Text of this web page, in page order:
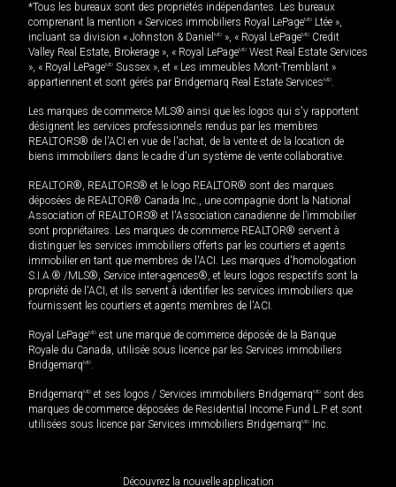
*Tous les bureaux sont des propriétés indépendantes. Les bureaux
comprenant la mention « Services immobiliers Royal LePageMD Ltée »,
incluant sa division « Johnston & Daniel MD », « Royal LePageMD Credit
Valley Real Estate, Brokerage », « Royal LePageMD West Real Estate Services
», « Royal LePageMD Sussex », et « Les immeubles Mont-Tremblant »
appartiennent et sont gérés par Bridgemarq Real Estate ServicesMD.
Les marques de commerce MLS® ainsi que les logos qui s'y rapportent
désignent les services professionnels rendus par les membres
REALTORS® de l'ACI en vue de l'achat, de la vente et de la location de
biens immobiliers dans le cadre d'un système de vente collaborative.
REALTOR®, REALTORS® et le logo REALTOR® sont des marques
déposées de REALTOR® Canada Inc., une compagnie dont la National
Association of REALTORS® et l'Association canadienne de l’immobilier
sont propriétaires. Les marques de commerce REALTOR® servent à
distinguer les services immobiliers offerts par les courtiers et agents
immobilier en tant que membres de l'ACI. Les marques d'homologation
S.I.A.® /MLS®, Service inter-agences®, et leurs logos respectifs sont la
propriété de l'ACI, et ils servent à identifier les services immobiliers que
fournissent les courtiers et agents membres de l'ACI.
Royal LePageMD est une marque de commerce déposée de la Banque
Royale du Canada, utilisée sous licence par les Services immobiliers
BridgemarqMD.
BridgemarqMD et ses logos / Services immobiliers BridgemarqMD sont des
marques de commerce déposées de Residential Income Fund L.P. et sont
utilisées sous licence par Services immobiliers BridgemarqMD Inc.
Découvrez la nouvelle application